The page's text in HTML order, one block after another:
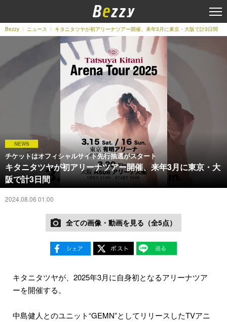
Bezzy ニュース キタニタツヤが初アリーナツアー開催、来年3月に東京・大阪で計3日間
NEWS
チケットはオフィシャルサイト先行抽選がスタート
キタニタツヤが初アリーナツアー開催、来年3月に東京・大
阪で計3日間
2024.08.06 01:00
全ての画像・動画を見る（全5点）
キタニタツヤが、2025年3月に自身初となるアリーナツア
ーを開催する。
中島健人とのユニット“GEMN”としてリリースしたTVアニ